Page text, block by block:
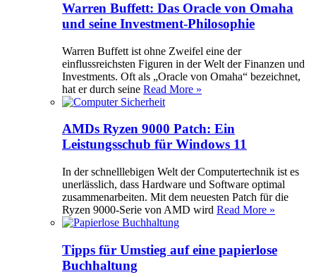
Warren Buffett: Das Oracle von Omaha
und seine Investment-Philosophie
Warren Buffett ist ohne Zweifel eine der
einflussreichsten Figuren in der Welt der Finanzen und
Investments. Oft als „Oracle von Omaha“ bezeichnet,
hat er durch seine Read More »
AMDs Ryzen 9000 Patch: Ein
Leistungsschub für Windows 11
In der schnelllebigen Welt der Computertechnik ist es
unerlässlich, dass Hardware und Software optimal
zusammenarbeiten. Mit dem neuesten Patch für die
Ryzen 9000-Serie von AMD wird Read More »
Tipps für Umstieg auf eine papierlose
Buchhaltung